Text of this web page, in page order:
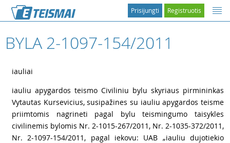
Registruotis
Prisijungti
BYLA 2-1097-154/2011
iauliai
iauliu apygardos teismo Civiliniu bylu skyriaus pirmininkas
Vytautas Kursevicius, susipažines su iauliu apygardos teisme
priimtomis nagrineti pagal bylu teismingumo taisykles
civilinemis bylomis Nr. 2-1015-267/2011, Nr. 2-1035-372/2011,
Nr. 2-1097-154/2011, pagal iekovu: UAB „iauliu dujotiekio